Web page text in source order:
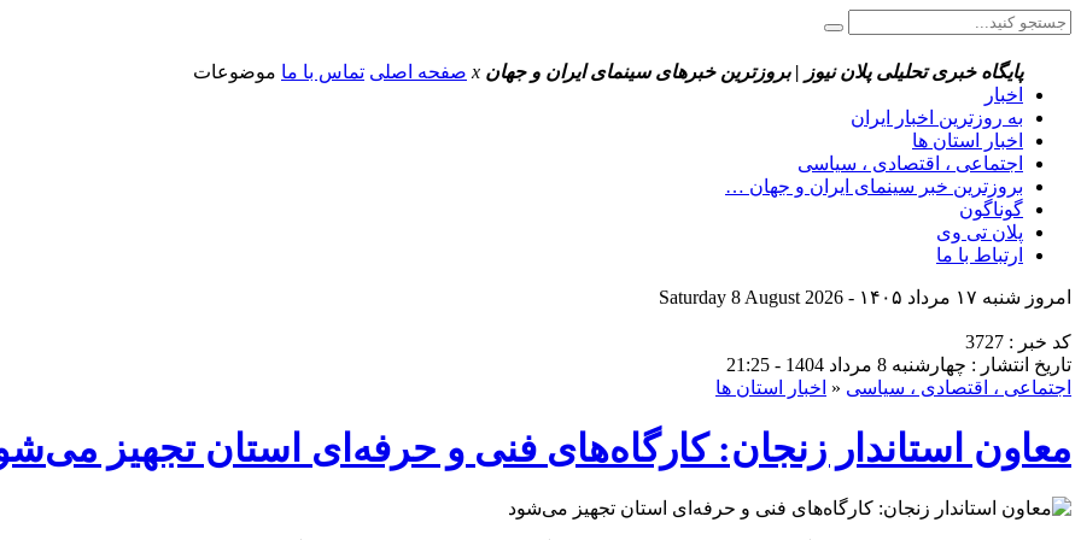
پایگاه خبری تحلیلی پلان نیوز | بروزترین خبرهای سینمای ایران و جهان x صفحه اصلی تماس با ما موضوعات
اخبار
به روزترین اخبار ایران
اخبار استان ها
اجتماعی ، اقتصادی ، سیاسی
بروزترین خبر سینمای ایران و جهان …
گوناگون
پلان تی وی
ارتباط با ما
امروز شنبه ۱۷ مرداد ۱۴۰۵ - Saturday 8 August 2026
کد خبر : 3727
تاریخ انتشار : چهارشنبه 8 مرداد 1404 - 21:25
اجتماعی ، اقتصادی ، سیاسی « اخبار استان ها
معاون استاندار زنجان: کارگاه‌های فنی و حرفه‌ای استان تجهیز